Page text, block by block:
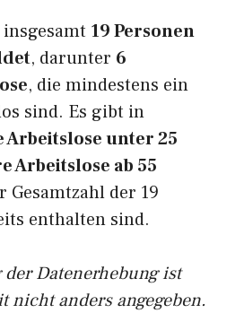
19 Personen
, darunter 6
, die mindestens ein
sind. Es gibt in
Arbeitslose unter 25
Arbeitslose ab 55
Gesamtzahl der 19
enthalten sind.
Datenerhebung ist
nicht anders angegeben.